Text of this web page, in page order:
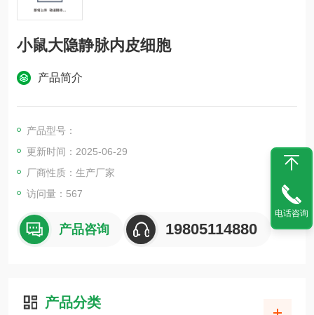
小鼠大隐静脉内皮细胞
产品简介
产品型号：
更新时间：2025-06-29
厂商性质：生产厂家
访问量：567
产品咨询 19805114880
产品分类
电话咨询